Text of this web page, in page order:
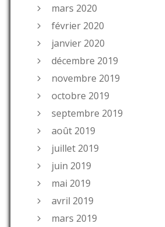
mars 2020
février 2020
janvier 2020
décembre 2019
novembre 2019
octobre 2019
septembre 2019
août 2019
juillet 2019
juin 2019
mai 2019
avril 2019
mars 2019